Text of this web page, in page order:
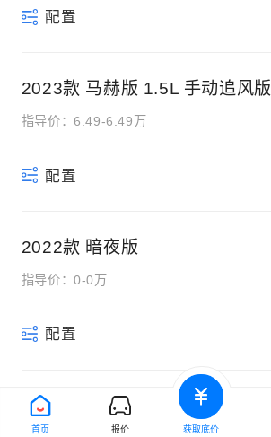
配置
2023款 马赫版 1.5L 手动追风版
指导价：6.49-6.49万
配置
2022款 暗夜版
指导价：0-0万
配置
首页 报价 获取底价